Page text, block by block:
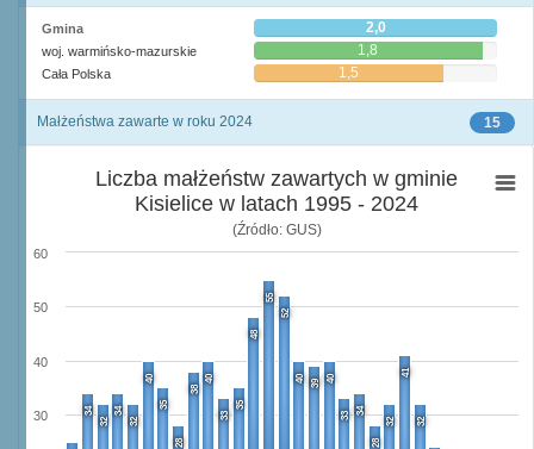
Gmina 2,0
woj. warmińsko-mazurskie 1,8
Cała Polska 1,5
15
Małżeństwa zawarte w roku 2024
Liczba małżeństw zawartych w gminie
Kisielice w latach 1995 - 2024
(Źródło: GUS)
34
32
34
32
40
35
28
38
40
33
35
48
55
52
40 39 40
33 34
28
32
41
32
30
40
50
60